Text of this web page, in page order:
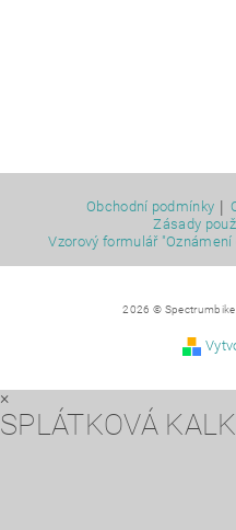
Obchodní podmínky
Zásady
Vzorový formulář
2026 ©
×
SPLÁTKOVÁ